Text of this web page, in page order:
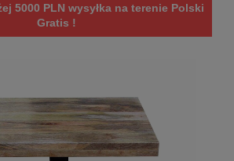
5000 PLN wysyłka na terenie Polski
Gratis !